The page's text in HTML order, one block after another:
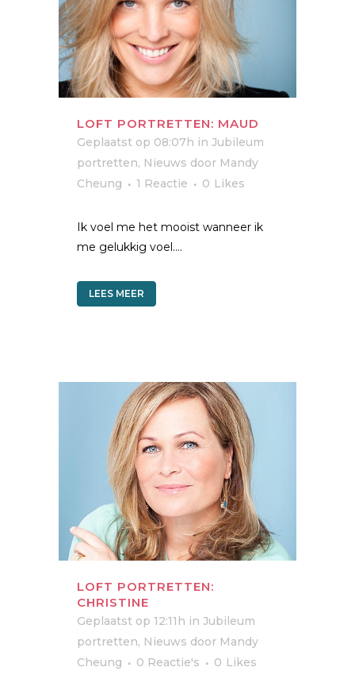
LOFT PORTRETTEN: MAUD
Geplaatst op 08:07h in Jubileum
portretten, Nieuws door Mandy
Cheung
1 Reactie 0 Likes
Ik voel me het mooist wanneer ik
me gelukkig voel....
LEES MEER
LOFT PORTRETTEN:
CHRISTINE
Geplaatst op 12:11h in Jubileum
portretten, Nieuws door Mandy
Cheung
0 Reactie's 0 Likes